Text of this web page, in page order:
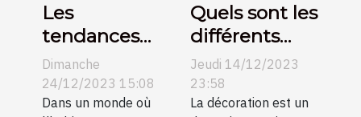
Les
tendances
actuelles
dans le
revêtement
Dimanche
24/12/2023 15:08
Dans un monde où
Quels sont les
différents
types de
suspension et
idées pour
Jeudi 14/12/2023
23:58
La décoration est un